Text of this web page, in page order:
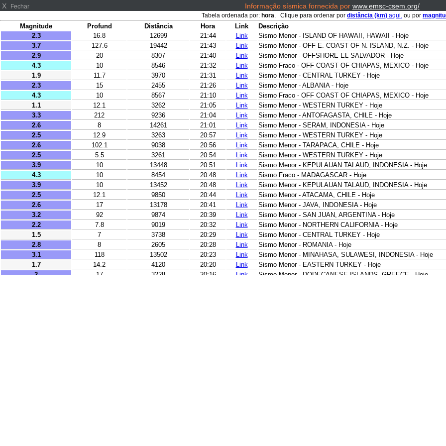
X Fechar Informação sísmica fornecida por www.emsc-csem.org/
Tabela ordenada por: hora. Clique para ordenar por distância (km) aqui. ou por
Magnitude Profund Distância Hora Link
Descrição
2.3
16.8 12699 21:44 Link
Sismo Menor - ISLAND OF HAWAII, HAWAII - Hoje
3.7
127.6 19442 21:43 Link
Sismo Menor - OFF E. COAST OF N. ISLAND, N.Z. - Hoje
2.9
20 8307 21:40 Link
Sismo Menor - OFFSHORE EL SALVADOR - Hoje
4.3
10 8546 21:32 Link
Sismo Fraco - OFF COAST OF CHIAPAS, MEXICO - Hoje
1.9
11.7 3970 21:31 Link
Sismo Menor - CENTRAL TURKEY - Hoje
2.3
15 2455 21:26 Link
Sismo Menor - ALBANIA - Hoje
4.3
10 8567 21:10 Link
Sismo Fraco - OFF COAST OF CHIAPAS, MEXICO - Hoje
1.1
12.1 3262 21:05 Link
Sismo Menor - WESTERN TURKEY - Hoje
3.3
212 9236 21:04 Link
Sismo Menor - ANTOFAGASTA, CHILE - Hoje
2.6
8 14261 21:01 Link
Sismo Menor - SERAM, INDONESIA - Hoje
2.5
12.9 3263 20:57 Link
Sismo Menor - WESTERN TURKEY - Hoje
2.6
102.1 9038 20:56 Link
Sismo Menor - TARAPACA, CHILE - Hoje
2.5
5.5 3261 20:54 Link
Sismo Menor - WESTERN TURKEY - Hoje
3.9
10 13448 20:51 Link
Sismo Menor - KEPULAUAN TALAUD, INDONESIA - Hoje
4.3
10 8454 20:48 Link
Sismo Fraco - MADAGASCAR - Hoje
3.9
10 13452 20:48 Link
Sismo Menor - KEPULAUAN TALAUD, INDONESIA - Hoje
2.5
12.1 9850 20:44 Link
Sismo Menor - ATACAMA, CHILE - Hoje
2.6
17 13178 20:41 Link
Sismo Menor - JAVA, INDONESIA - Hoje
3.2
92 9874 20:39 Link
Sismo Menor - SAN JUAN, ARGENTINA - Hoje
2.2
7.8 9019 20:32 Link
Sismo Menor - NORTHERN CALIFORNIA - Hoje
1.5
7 3738 20:29 Link
Sismo Menor - CENTRAL TURKEY - Hoje
2.8
8 2605 20:28 Link
Sismo Menor - ROMANIA - Hoje
3.1
118 13502 20:23 Link
Sismo Menor - MINAHASA, SULAWESI, INDONESIA - Hoje
1.7
14.2 4120 20:20 Link
Sismo Menor - EASTERN TURKEY - Hoje
2
17 3228 20:16 Link
Sismo Menor - DODECANESE ISLANDS, GREECE - Hoje